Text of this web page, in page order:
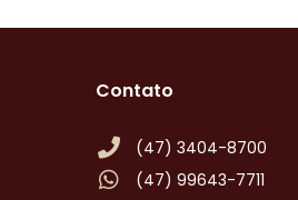
Contato
(47) 3404-8700
(47) 99643-7711